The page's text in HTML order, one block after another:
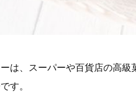
は、スーパーや百貨店の高
す。